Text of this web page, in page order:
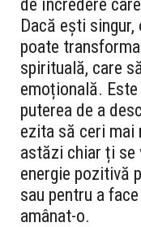
de încredere
Dacă ești
poate
spirituală, care
emoțională. Este
puterea de a
ezita să ceri mai
astăzi chiar ți se
energie pozitivă
sau pentru a
amânat-o.